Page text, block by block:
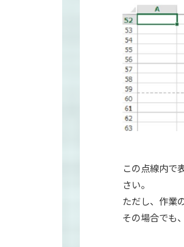
この点線内で
さい。
ただし、作業
その場合でも